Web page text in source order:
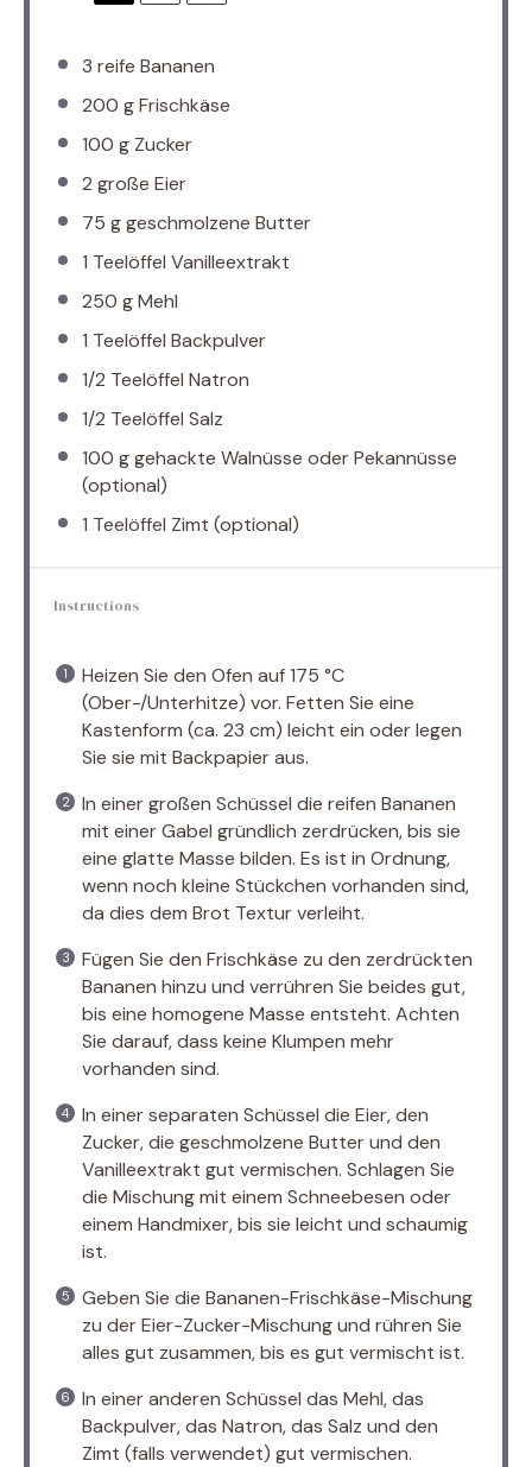
3 reife Bananen
200 gFrischkäse
100 g Zucker
2 große Eier
75 ggeschmolzene Butter
1 Teelöffel Vanilleextrakt
250 gMehl
1 Teelöffel Backpulver
1/2 Teelöffel Natron
1/2 Teelöffel Salz
100 ggehackte Walnüsse oder Pekannüsse
(optional)
1 Teelöffel Zimt (optional)
Instructions
Heizen Sie den Ofen auf 175 °C
(Ober-/Unterhitze) vor. Fetten Sie eine
Kastenform (ca. 23 cm) leicht ein oder legen
Sie sie mit Backpapier aus.
In einer großen Schüssel die reifen Bananen
mit einer Gabel gründlich zerdrücken, bis sie
eine glatte Masse bilden. Es ist in Ordnung,
wenn noch kleine Stückchen vorhanden sind,
da dies dem Brot Textur verleiht.
Fügen Sie den Frischkäse zu den zerdrückten
Bananen hinzu und verrühren Sie beides gut,
bis eine homogene Masse entsteht. Achten
Sie darauf, dass keine Klumpen mehr
vorhanden sind.
In einer separaten Schüssel die Eier, den
Zucker, die geschmolzene Butter und den
Vanilleextrakt gut vermischen. Schlagen Sie
die Mischung mit einem Schneebesen oder
einem Handmixer, bis sie leicht und schaumig
ist.
Geben Sie die Bananen-Frischkäse-Mischung
zu der Eier-Zucker-Mischung und rühren Sie
alles gut zusammen, bis es gut vermischt ist.
In einer anderen Schüssel das Mehl, das
Backpulver, das Natron, das Salz und den
Zimt (falls verwendet) gut vermischen.